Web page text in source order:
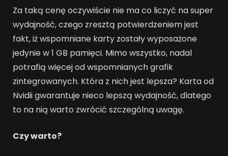
Za taką cenę oczywiście nie ma co liczyć na super
wydajność, czego zresztą potwierdzeniem jest
fakt, iż wspomniane karty zostały wyposażone
jedynie w 1 GB pamięci. Mimo wszystko, nadal
potrafią więcej od wspomnianych grafik
zintegrowanych. Która z nich jest lepsza? Karta od
Nvidii gwarantuje nieco lepszą wydajność, dlatego
to na nią warto zwrócić szczególną uwagę.
Czy warto?